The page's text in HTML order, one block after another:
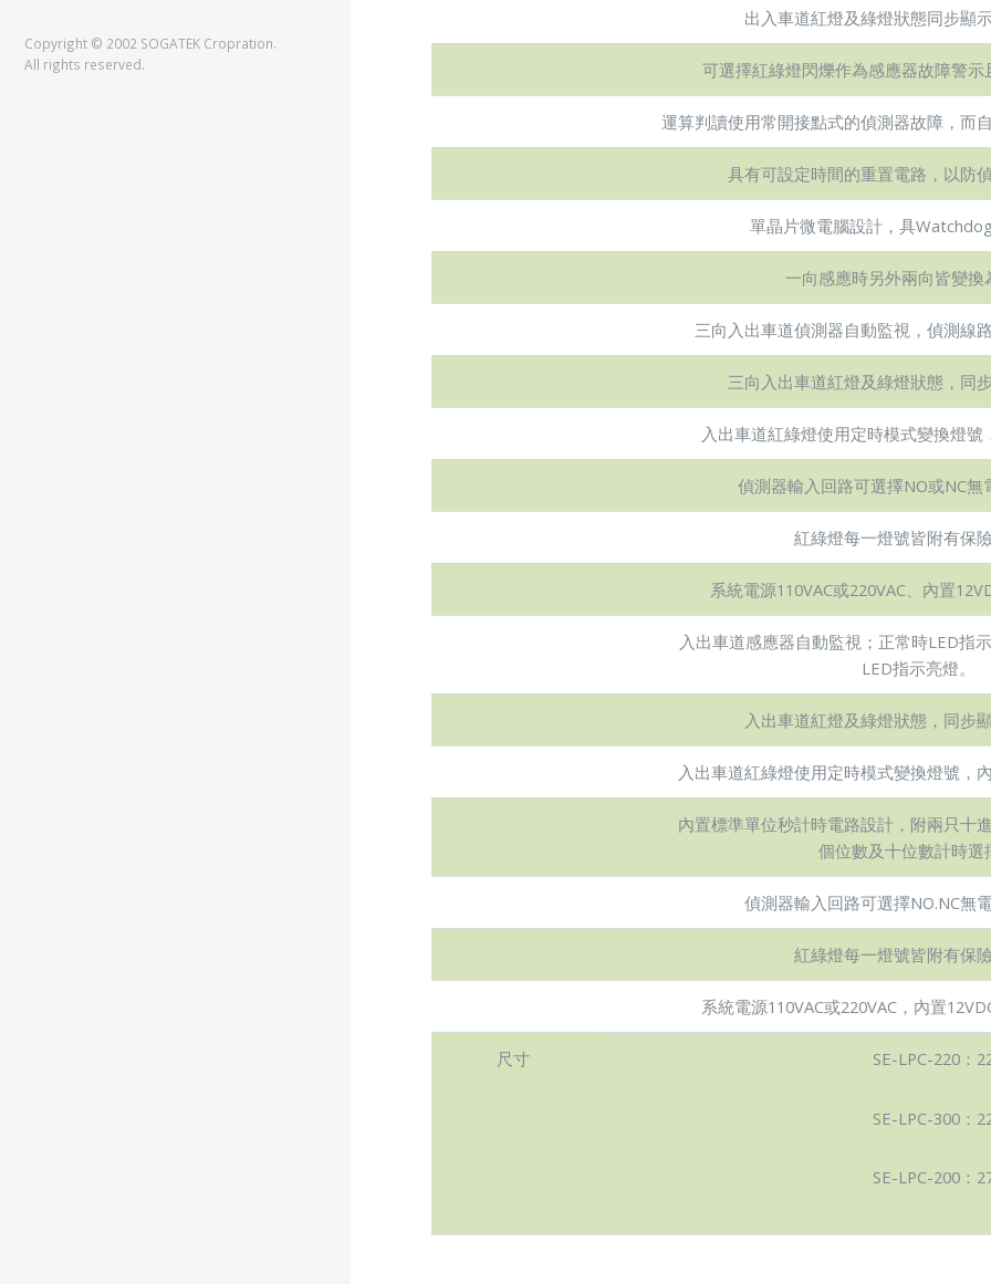
出入車道紅燈及綠燈狀態同步顯
可選擇紅綠燈閃爍作為感應器故障警示
運算判讀使用常開接點式的偵測器故障，而
具有可設定時間的重置電路，以防
單晶片微電腦設計，具
一向感應時另外兩向皆變換
三向入出車道偵測器自動監視，偵測線
三向入出車道紅燈及綠燈狀態，同
入出車道紅綠燈使用定時模式變換燈號
偵測器輸入回路可選擇NO或NC無
紅綠燈每一燈號皆附有保
系統電源110VAC或220VAC、內置
入出車道感應器自動監視；正常時LED指
LED指示亮燈。
入出車道紅燈及綠燈狀態，同步
入出車道紅綠燈使用定時模式變換燈號，
內置標準單位秒計時電路設計，附兩只十
個位數及十位數計時選
偵測器輸入回路可選擇NO.NC無
紅綠燈每一燈號皆附有保
系統電源110VAC或220VAC，內置
尺寸 SE-LPC-220：
SE-LPC-300：
SE-LPC-200：
Copyright © 2002 SOGATEK Cropration.
All rights reserved.